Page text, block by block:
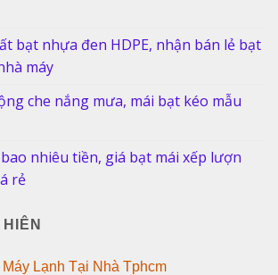
bạt nhựa đen HDPE, nhận bán lẻ bạt
máy
che nắng mưa, mái bạt kéo mẫu
nhiêu tiền, giá bạt mái xếp lượn
rẻ
Lạnh Tại Nhà Tphcm